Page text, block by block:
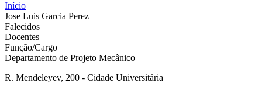
Início
Jose Luis Garcia Perez
Falecidos
Docentes
Função/Cargo
Departamento de Projeto Mecânico
R. Mendeleyev, 200 - Cidade Universitária